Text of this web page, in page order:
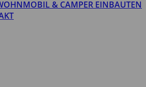
& CAMPER EINBAUTEN